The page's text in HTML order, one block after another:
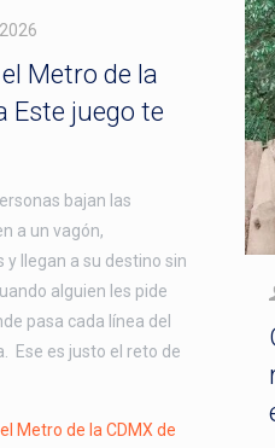
Metro de la
Este juego te
bajan las
a un vagón,
llegan a su destino sin
alguien les pide
pasa cada línea del
Ese es justo el reto de
Metro de la CDMX de